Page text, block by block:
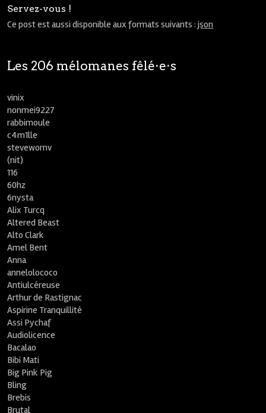
Servez-vous !
Ce post est aussi disponible aux formats suivants :json
Les 206 mélomanes fêlé⋅e⋅s
vinix
nonmei9227
rabbimoule
c4m1lle
stevewornv
(nit)
116
60hz
6nysta
Alix Turcq
Altered Beast
Alto Clark
Amel Bent
Anna
annelolococo
Antiulcéreuse
Arthur de Rastignac
Aspirine Tranquillité
Assi Pychaf
Audiolicence
Bacalao
Bibi Mati
Big Pink Pig
Bling
Brebis
Brutal